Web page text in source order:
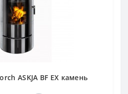
ASKJA BF EX камень